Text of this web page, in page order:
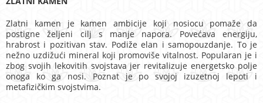
Zlatni kamen je kamen ambicije koji nosiocu pomaže da
postigne željeni cilj s manje napora. Povećava energiju,
hrabrost i pozitivan stav. Podiže elan i samopouzdanje. To je
nežno uzdižući mineral koji promoviše vitalnost. Popularan je i
zbog svojih lekovitih svojstava jer revitalizuje energetsko polje
onoga ko ga nosi. Poznat je po svojoj izuzetnoj lepoti i
metafizičkim svojstvima.